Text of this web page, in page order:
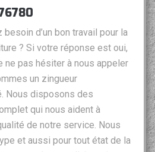
d’un bon travail pour la
? Si votre réponse est oui,
ne pas hésiter à nous appeler
un zingueur
Nous disposons des
qui nous aident à
de notre service. Nous
et aussi pour tout état de la